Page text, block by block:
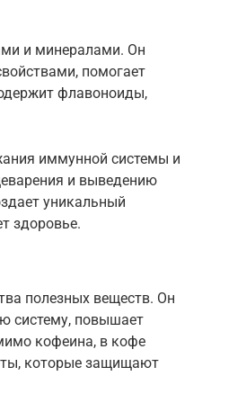
и минералами. Он
помогает
флавоноиды,
иммунной системы и
и выведению
уникальный
здоровье.
полезных веществ. Он
систему, повышает
кофеина, в кофе
которые защищают